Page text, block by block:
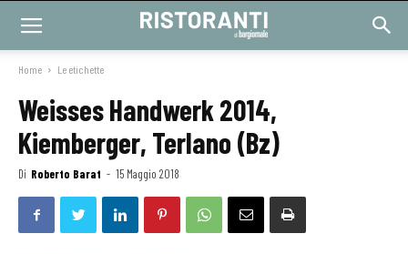
Home Le etichette
Weisses Handwerk 2014,
Kiemberger, Terlano (Bz)
Di Roberto Barat - 15 Maggio 2018